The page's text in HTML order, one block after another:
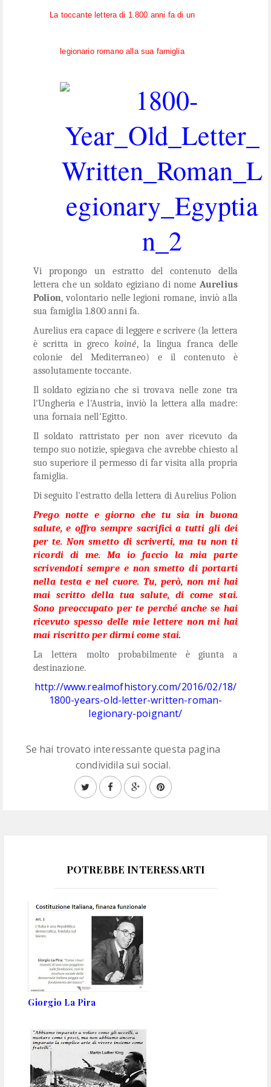
La toccante lettera di 1.800 anni fa di un
legionario romano alla sua famiglia
Vi propongo un estratto del contenuto della
lettera che un soldato egiziano di nome Aurelius
Polion, volontario nelle legioni romane, inviò alla
sua famiglia 1.800 anni fa.
Aurelius era capace di leggere e scrivere (la lettera
è scritta in greco koiné, la lingua franca delle
colonie del Mediterraneo) e il contenuto è
assolutamente toccante.
Il soldato egiziano che si trovava nelle zone tra
l'Ungheria e l'Austria, inviò la lettera alla madre:
una fornaia nell'Egitto.
Il soldato rattristato per non aver ricevuto da
tempo suo notizie, spiegava che avrebbe chiesto al
suo superiore il permesso di far visita alla propria
famiglia.
Di seguito l'estratto della lettera di Aurelius Polion
Prego notte e giorno che tu sia in buona
salute, e offro sempre sacrifici a tutti gli dei
per te. Non smetto di scriverti, ma tu non ti
ricordi di me. Ma io faccio la mia parte
scrivendoti sempre e non smetto di portarti
nella testa e nel cuore. Tu, però, non mi hai
mai scritto della tua salute, di come stai.
Sono preoccupato per te perché anche se hai
ricevuto spesso delle mie lettere non mi hai
mai riscritto per dirmi come stai.
La lettera molto probabilmente è giunta a
destinazione.
http://www.realmofhistory.com/2016/02/18/
1800-years-old-letter-written-roman-
legionary-poignant/
Se hai trovato interessante questa pagina
condividila sui social.
POTREBBE INTERESSARTI
Giorgio La Pira